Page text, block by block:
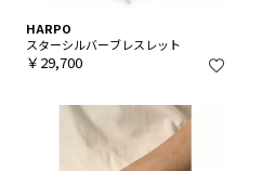
HARPO
スターシルバーブレスレット
￥29,700